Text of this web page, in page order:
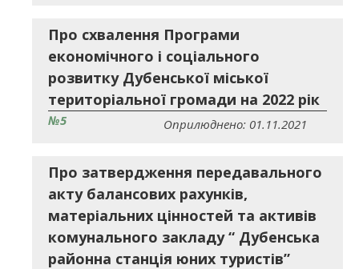
Про схвалення Програми
економічного і соціального
розвитку Дубенської міської
територіальної громади на 2022 рік
№5 Оприлюднено: 01.11.2021
Про затвердження передавального
акту балансових рахунків,
матеріальних цінностей та активів
комунального закладу “ Дубенська
районна станція юних туристів”